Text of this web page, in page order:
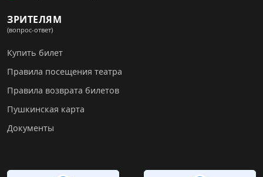
ЗРИТЕЛЯМ
(вопрос-ответ)
Купить билет
Правила посещения театра
Правила возврата билетов
Пушкинская карта
Документы